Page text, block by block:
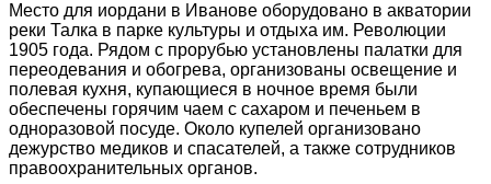
Место для иордани в Иванове оборудовано в акватории
реки Талка в парке культуры и отдыха им. Революции
1905 года. Рядом с прорубью установлены палатки для
переодевания и обогрева, организованы освещение и
полевая кухня, купающиеся в ночное время были
обеспечены горячим чаем с сахаром и печеньем в
одноразовой посуде. Около купелей организовано
дежурство медиков и спасателей, а также сотрудников
правоохранительных органов.